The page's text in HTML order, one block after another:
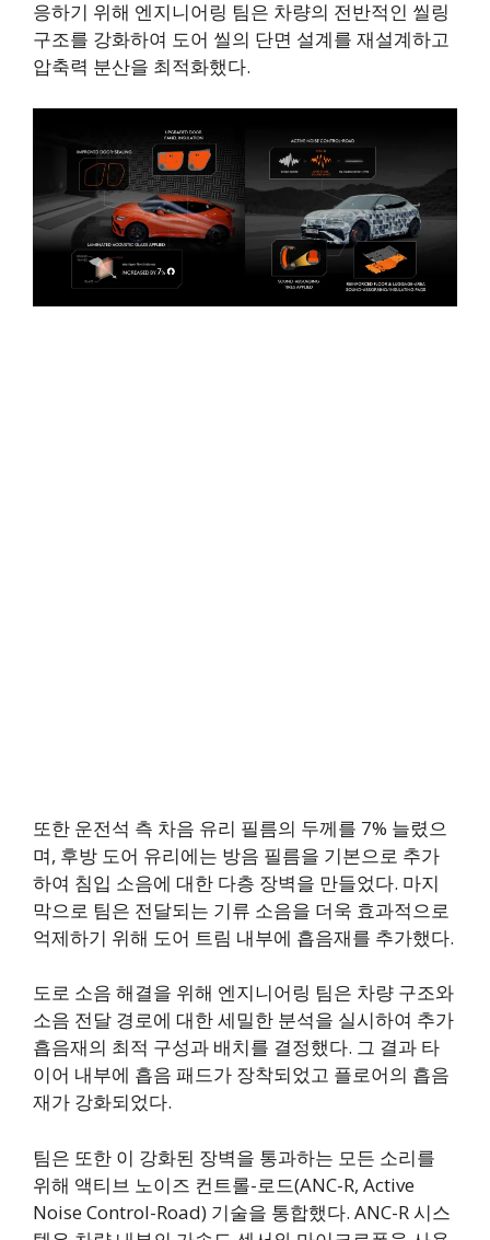
응하기 위해 엔지니어링 팀은 차량의 전반적인 씰링
구조를 강화하여 도어 씰의 단면 설계를 재설계하고
압축력 분산을 최적화했다.
또한 운전석 측 차음 유리 필름의 두께를 7% 늘렸으
며, 후방 도어 유리에는 방음 필름을 기본으로 추가
하여 침입 소음에 대한 다층 장벽을 만들었다. 마지
막으로 팀은 전달되는 기류 소음을 더욱 효과적으로
억제하기 위해 도어 트림 내부에 흡음재를 추가했다.
도로 소음 해결을 위해 엔지니어링 팀은 차량 구조와
소음 전달 경로에 대한 세밀한 분석을 실시하여 추가
흡음재의 최적 구성과 배치를 결정했다. 그 결과 타
이어 내부에 흡음 패드가 장착되었고 플로어의 흡음
재가 강화되었다.
팀은 또한 이 강화된 장벽을 통과하는 모든 소리를
위해 액티브 노이즈 컨트롤-로드(ANC-R, Active
Noise Control-Road) 기술을 통합했다. ANC-R 시스